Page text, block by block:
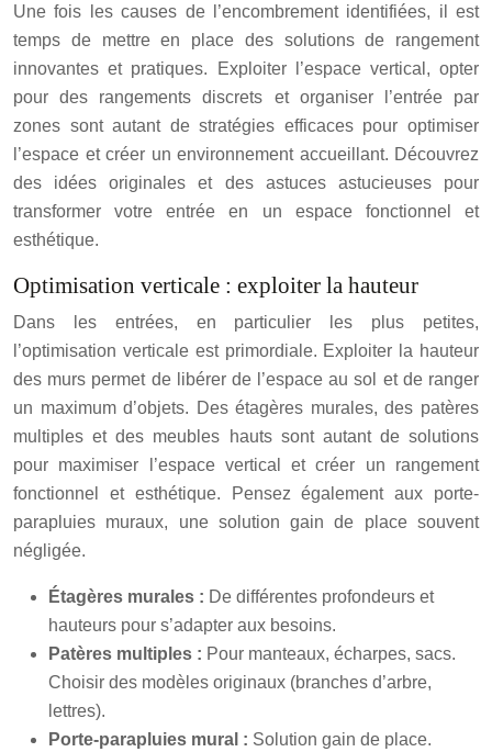
Une fois les causes de l’encombrement identifiées, il est
temps de mettre en place des solutions de rangement
innovantes et pratiques. Exploiter l’espace vertical, opter
pour des rangements discrets et organiser l’entrée par
zones sont autant de stratégies efficaces pour optimiser
l’espace et créer un environnement accueillant. Découvrez
des idées originales et des astuces astucieuses pour
transformer votre entrée en un espace fonctionnel et
esthétique.
Optimisation verticale : exploiter la hauteur
Dans les entrées, en particulier les plus petites,
l’optimisation verticale est primordiale. Exploiter la hauteur
des murs permet de libérer de l’espace au sol et de ranger
un maximum d’objets. Des étagères murales, des patères
multiples et des meubles hauts sont autant de solutions
pour maximiser l’espace vertical et créer un rangement
fonctionnel et esthétique. Pensez également aux porte-
parapluies muraux, une solution gain de place souvent
négligée.
Étagères murales : De différentes profondeurs et
hauteurs pour s’adapter aux besoins.
Patères multiples : Pour manteaux, écharpes, sacs.
Choisir des modèles originaux (branches d’arbre,
lettres).
Porte-parapluies mural : Solution gain de place.